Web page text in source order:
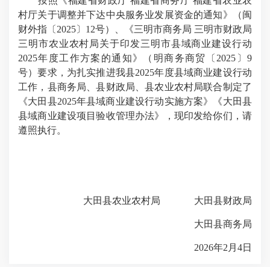
村厅关于调整并下达中央服务业发展资金的通知》（闽
财外指〔2025〕12号）、《三明市商务局 三明市财政局
三明市农业农村局关于印发三明市县域商业建设行动
2025年度工作方案的通知》（明商务商贸〔2025〕9
号）要求，为扎实推进我县2025年度县域商业建设行动
工作，县商务局、县财政局、县农业农村局联合制定了
《大田县2025年县域商业建设行动实施方案》《大田县
县域商业建设项目验收管理办法》，现印发给你们，请
遵照执行。
大田县农业农村局 大田县财政局
大田县商务局
2026年2月4日